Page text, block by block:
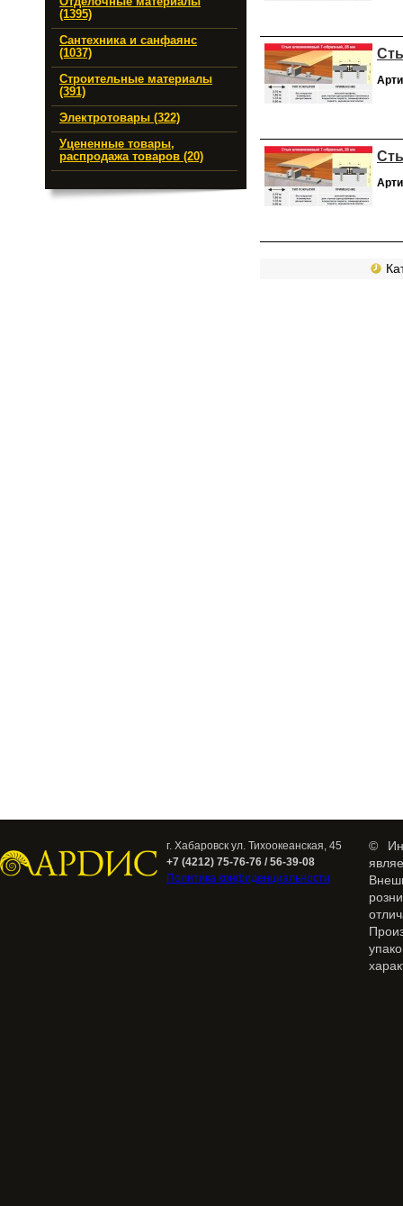
(1395)
Сантехника и санфаянс
(1037)
Строительные материалы
(391)
Электротовары (322)
Уцененные товары,
распродажа товаров (20)
г. Хабаровск ул. Тихоокеанская, 45
+7 (4212) 75-76-76 / 56-39-08
Политика конфиденциальности
©